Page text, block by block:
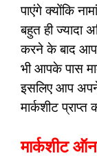
पाएंगे क्योंकि
बहुत ही ज्यादा
करने के बाद आप
भी आपके पास
इसलिए आप
मार्कशीट प्राप्त
मार्कशीट